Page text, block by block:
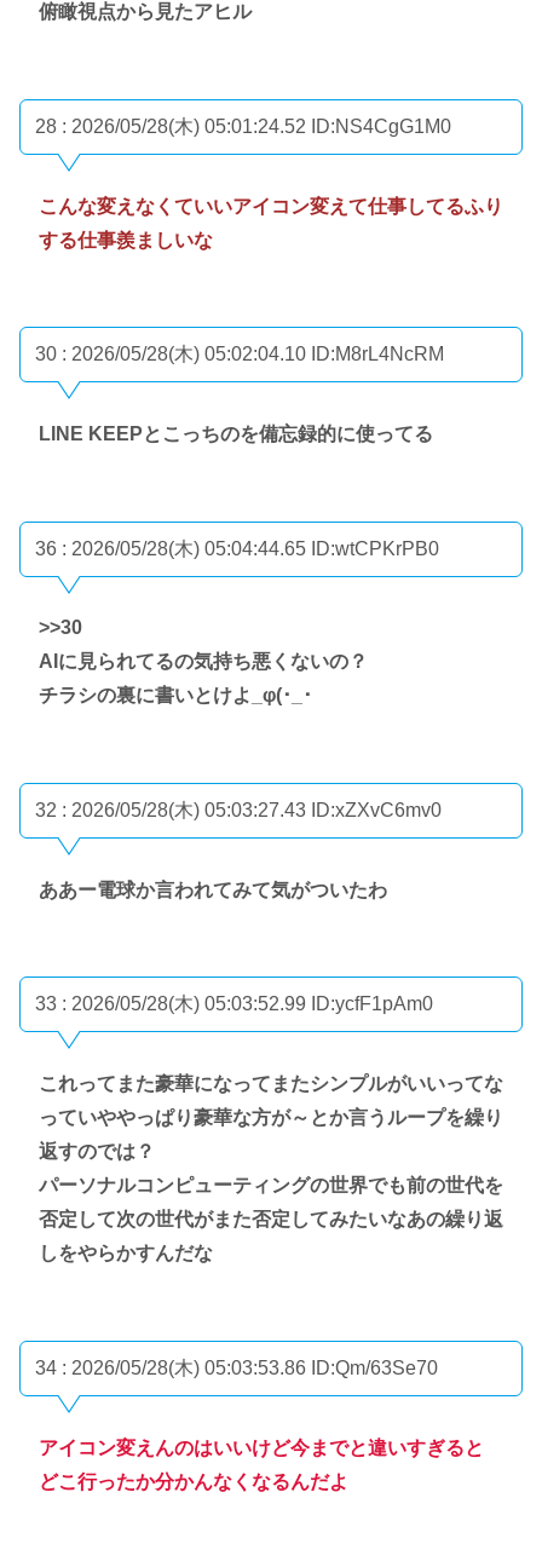
俯瞰視点から見たアヒル
28 : 2026/05/28(木) 05:01:24.52 ID:NS4CgG1M0
こんな変えなくていいアイコン変えて仕事してるふり
する仕事羨ましいな
30 : 2026/05/28(木) 05:02:04.10 ID:M8rL4NcRM
LINE KEEPとこっちのを備忘録的に使ってる
36 : 2026/05/28(木) 05:04:44.65 ID:wtCPKrPB0
>>30
AIに見られてるの気持ち悪くないの？
チラシの裏に書いとけよ_φ(･_･
32 : 2026/05/28(木) 05:03:27.43 ID:xZXvC6mv0
ああー電球か言われてみて気がついたわ
33 : 2026/05/28(木) 05:03:52.99 ID:ycfF1pAm0
これってまた豪華になってまたシンプルがいいってな
っていややっぱり豪華な方が～とか言うループを繰り
返すのでは？
パーソナルコンピューティングの世界でも前の世代を
否定して次の世代がまた否定してみたいなあの繰り返
しをやらかすんだな
34 : 2026/05/28(木) 05:03:53.86 ID:Qm/63Se70
アイコン変えんのはいいけど今までと違いすぎると
どこ行ったか分かんなくなるんだよ